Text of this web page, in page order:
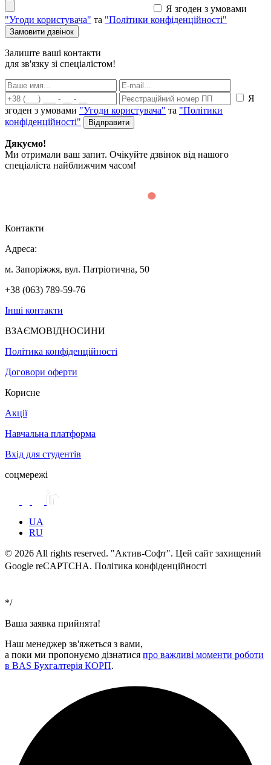
Я згоден з умовами
"Угоди користувача" та "Політики конфіденційності"
Залиште ваші контакти
для зв'язку зі спеціалістом!
Я
згоден з умовами "Угоди користувача" та "Політики
конфіденційності"
Дякуємо!
Ми отримали ваш запит. Очікуйте дзвінок від нашого
спеціаліста найближчим часом!
Контакти
Адреса:
м. Запоріжжя, вул. Патріотична, 50
+38 (063) 789-59-76
Інші контакти
ВЗАЄМОВІДНОСИНИ
Політика конфіденційності
Договори оферти
Корисне
Акції
Навчальна платформа
Вхід для студентів
соцмережі
UA
RU
© 2026 All rights reserved. "Актив-Софт". Цей сайт захищений
Google reCAPTCHA. Політика конфіденційності
*/
Ваша заявка прийнята!
Наш менеджер зв'яжеться з вами,
а поки ми пропонуємо дізнатися про важливі моменти роботи
в BAS Бухгалтерія КОРП.